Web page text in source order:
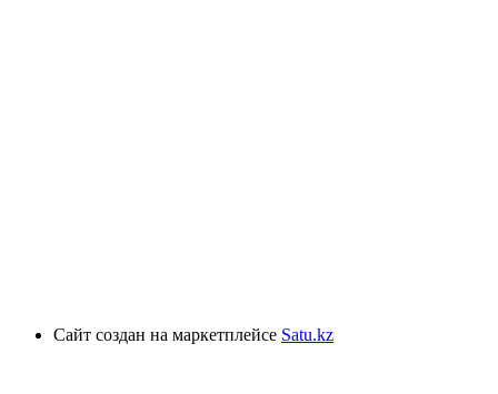
Сайт создан на маркетплейсе Satu.kz